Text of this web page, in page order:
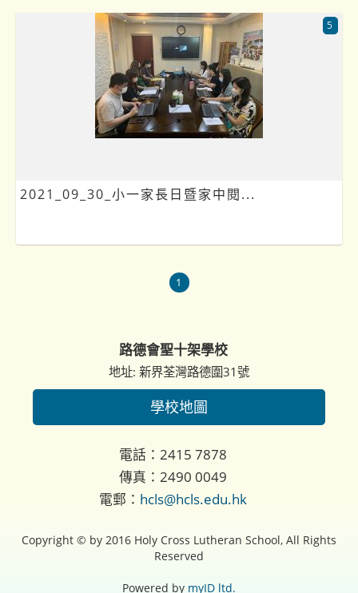
2021_09_30_小一家長日暨家中閱...
5
1
路德會聖十架學校
地址: 新界荃灣路德圍31號
學校地圖
電話：2415 7878
傳真：2490 0049
電郵： hcls@hcls.edu.hk
Copyright © by 2016 Holy Cross Lutheran School, All Rights
Reserved
Powered by myID ltd.